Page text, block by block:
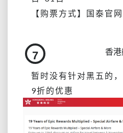
【购票方式】国泰官网
7 香
暂时没有针对黑五的
9折的优惠